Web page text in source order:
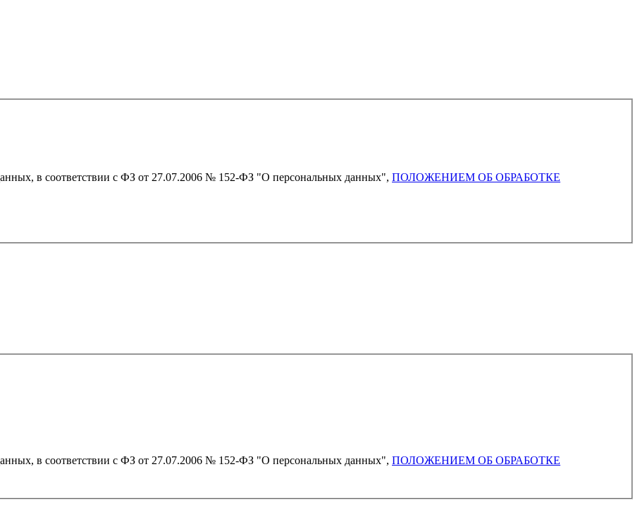
в соответствии с ФЗ от 27.07.2006 № 152-ФЗ "О персональных данных", ПОЛОЖЕНИЕМ ОБ ОБРАБОТКЕ
в соответствии с ФЗ от 27.07.2006 № 152-ФЗ "О персональных данных", ПОЛОЖЕНИЕМ ОБ ОБРАБОТКЕ